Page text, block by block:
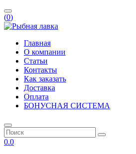
(0)
Главная
О компании
Статьи
Контакты
Как заказать
Доставка
Оплата
БОНУСНАЯ СИСТЕМА
0.0